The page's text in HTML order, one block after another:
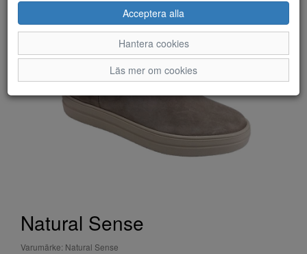
Natural Sense
Varumärke: Natural Sense
Acceptera alla
Hantera cookies
Läs mer om cookies